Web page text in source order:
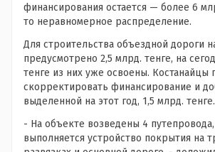
финансирования остается — более 6
то неравномерное распределение.
Для строительства объездной дороги
предусмотрено 2,5 млрд. тенге, на
тенге из них уже освоены. Костанайцы
скорректировать финансирование и
выделенной на этот год, 1,5 млрд. тенге.
- На объекте возведены 4 путепровода,
выполняется устройство покрытия на